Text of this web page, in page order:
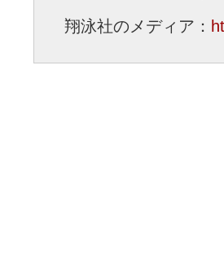
翔泳社のメディア：